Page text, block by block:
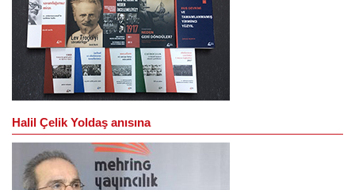
Halil Çelik Yoldaş anısına